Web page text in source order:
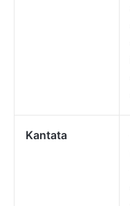
Kantata